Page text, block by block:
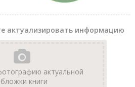
актуализировать информацию
актуальной
книги